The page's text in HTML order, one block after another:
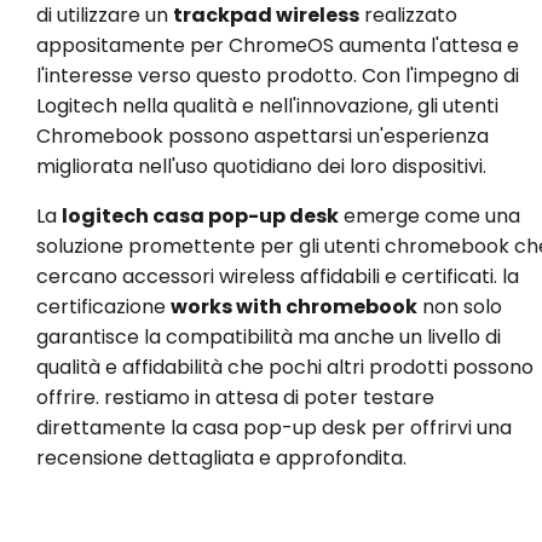
di utilizzare un trackpad wirelessrealizzato
appositamente per ChromeOS aumenta l'attesa e
l'interesse verso questo prodotto. Con l'impegno di
Logitech nella qualità e nell'innovazione, gli utenti
Chromebook possono aspettarsi un'esperienza
migliorata nell'uso quotidiano dei loro dispositivi.
La logitech casa pop-up deskemerge come una
soluzione promettente per gli utenti chromebook
cercano accessori wireless affidabili e certificati. la
certificazioneworks with chromebooknon solo
garantisce la compatibilità ma anche un livello di
qualità e affidabilità che pochi altri prodotti possono
offrire. restiamo in attesa di poter testare
direttamente la casa pop-up desk per offrirvi una
recensione dettagliata e approfondita.